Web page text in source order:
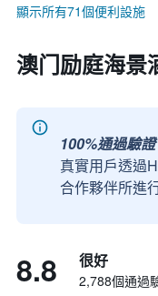
顯示所有71個便利設施
澳门励庭海景
100%通過驗證
真實用戶透過
合作夥伴所進
8.8 很好
2,788個通過